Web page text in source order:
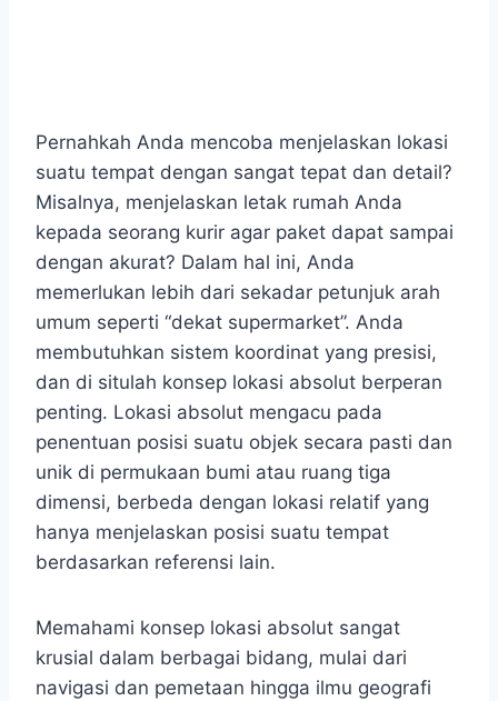
Pernahkah Anda mencoba menjelaskan lokasi
suatu tempat dengan sangat tepat dan detail?
Misalnya, menjelaskan letak rumah Anda
kepada seorang kurir agar paket dapat sampai
dengan akurat? Dalam hal ini, Anda
memerlukan lebih dari sekadar petunjuk arah
umum seperti “dekat supermarket”. Anda
membutuhkan sistem koordinat yang presisi,
dan di situlah konsep lokasi absolut berperan
penting. Lokasi absolut mengacu pada
penentuan posisi suatu objek secara pasti dan
unik di permukaan bumi atau ruang tiga
dimensi, berbeda dengan lokasi relatif yang
hanya menjelaskan posisi suatu tempat
berdasarkan referensi lain.
Memahami konsep lokasi absolut sangat
krusial dalam berbagai bidang, mulai dari
navigasi dan pemetaan hingga ilmu geografi